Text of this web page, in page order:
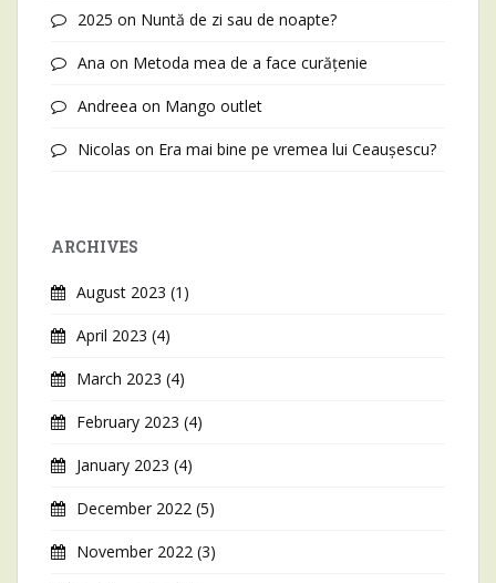
2025 on Nuntă de zi sau de noapte?
Ana on Metoda mea de a face curățenie
Andreea on Mango outlet
Nicolas on Era mai bine pe vremea lui Ceaușescu?
ARCHIVES
August 2023 (1)
April 2023 (4)
March 2023 (4)
February 2023 (4)
January 2023 (4)
December 2022 (5)
November 2022 (3)